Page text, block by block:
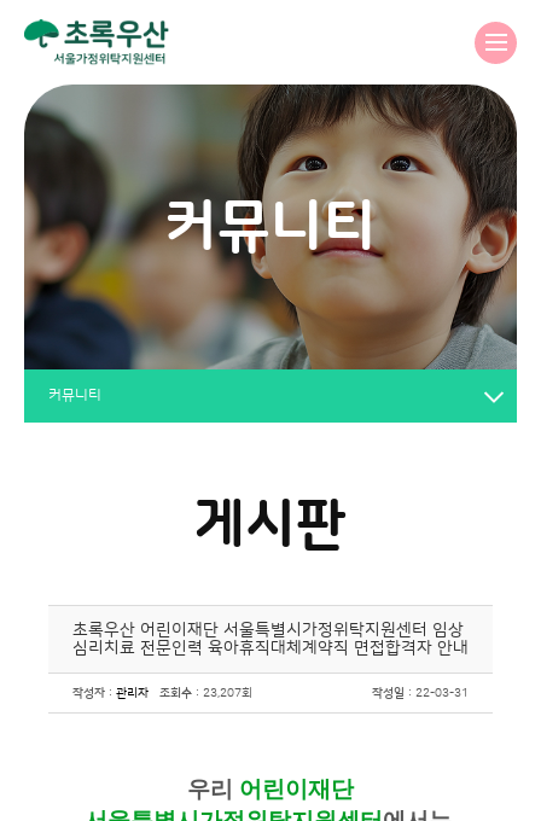
커뮤니티
커뮤니티
게시판
초록우산 어린이재단 서울특별시가정위탁지원센터 임상
심리치료 전문인력 육아휴직대체계약직 면접합격자 안내
작성자 : 관리자 조회수 : 23,207회 작성일 : 22-03-31
우리 어린이재단